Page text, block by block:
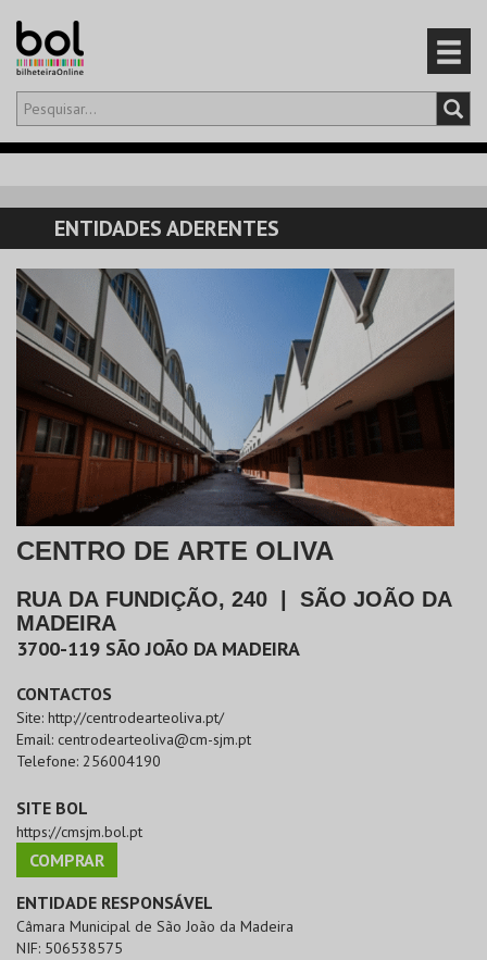
Olá,iniciar sessão
CARRINHO
EVENTOS
CARTÕES
PRODUTOS
ENTIDADES ADERENTES
CENTRO DE ARTE OLIVA
RUA DA FUNDIÇÃO, 240
SÃO JOÃO DA
MADEIRA
3700-119 SÃO JOÃO DA MADEIRA
CONTACTOS
Site: http://centrodearteoliva.pt/
Email: centrodearteoliva@cm-sjm.pt
Telefone: 256004190
SITE BOL
https://cmsjm.bol.pt
COMPRAR
ENTIDADE RESPONSÁVEL
Câmara Municipal de São João da Madeira
NIF: 506538575